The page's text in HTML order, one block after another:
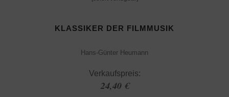
KLASSIKER DER FILMMUSIK
Hans-Günter Heumann
Verkaufspreis:
24,40 €